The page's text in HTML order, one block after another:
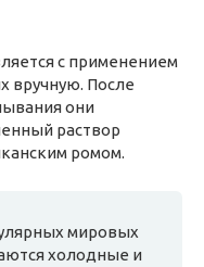
с применением
вручную. После
они
раствор
ромом.
мировых
холодные и